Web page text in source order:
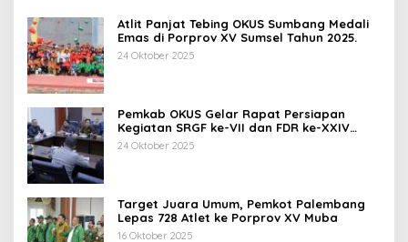
Atlit Panjat Tebing OKUS Sumbang Medali
Emas di Porprov XV Sumsel Tahun 2025.
24 Oktober 2025
Pemkab OKUS Gelar Rapat Persiapan
Kegiatan SRGF ke-VII dan FDR ke-XXIV
Tahun 2025
24 Oktober 2025
Target Juara Umum, Pemkot Palembang
Lepas 728 Atlet ke Porprov XV Muba
16 Oktober 2025